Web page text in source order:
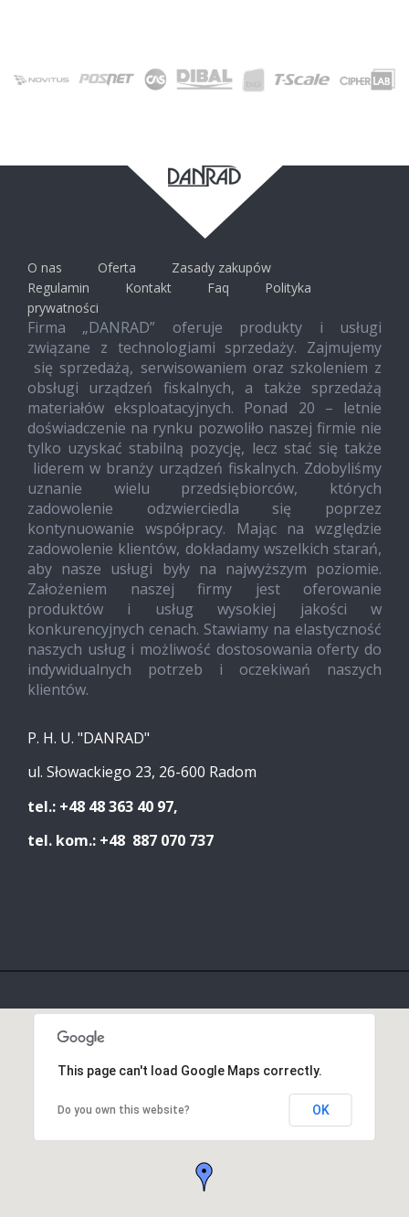
O nas Oferta
Zasady zakupów
Regulamin
Kontakt Faq
Polityka
prywatności
Firma „DANRAD” oferuje produkty i usługi
związane z technologiami sprzedaży. Zajmujemy
się sprzedażą, serwisowaniem oraz szkoleniem z
obsługi urządzeń fiskalnych, a także sprzedażą
materiałów eksploatacyjnych. Ponad 20 – letnie
doświadczenie na rynku pozwoliło naszej firmie nie
tylko uzyskać stabilną pozycję, lecz stać się także
liderem w branży urządzeń fiskalnych. Zdobyliśmy
uznanie wielu przedsiębiorców, których
zadowolenie odzwierciedla się poprzez
kontynuowanie współpracy. Mając na względzie
zadowolenie klientów, dokładamy wszelkich starań,
aby nasze usługi były na najwyższym poziomie.
Założeniem naszej firmy jest oferowanie
produktów i usług wysokiej jakości w
konkurencyjnych cenach. Stawiamy na elastyczność
naszych usług i możliwość dostosowania oferty do
indywidualnych potrzeb i oczekiwań naszych
klientów.
P. H. U. "DANRAD"
ul. Słowackiego 23, 26-600 Radom
tel.: +48 48 363 40 97,
tel. kom.: +48 887 070 737
This page can't load Google Maps correctly.
Do you own this website? OK